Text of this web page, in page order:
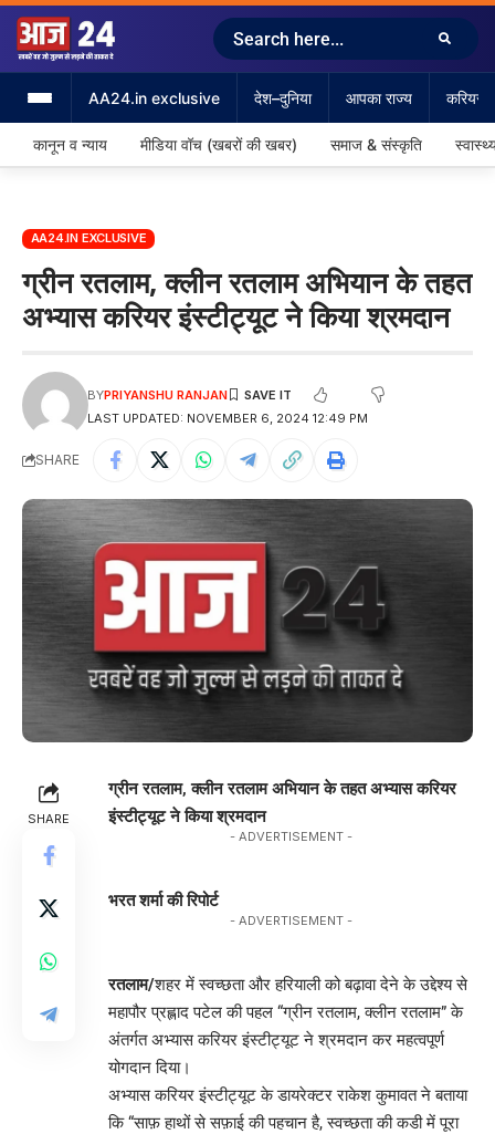
AA24.in exclusive देश–दुनिया आपका राज्य करियर
कानून व न्याय मीडिया वॉच (खबरों की खबर) समाज & संस्कृति
AA24.IN EXCLUSIVE
ग्रीन रतलाम, क्लीन रतलाम अभियान के तहत
अभ्यास करियर इंस्टीट्यूट ने किया श्रमदान
LAST UPDATED: NOVEMBER 6, 2024 12:49 PM
BYPRIYANSHU RANJAN
SHARE
SHARE
ग्रीन रतलाम, क्लीन रतलाम अभियान के तहत अभ्यास करियर
इंस्टीट्यूट ने किया श्रमदान
- ADVERTISEMENT -
भरत शर्मा की रिपोर्ट
- ADVERTISEMENT -
रतलाम/शहर में स्वच्छता और हरियाली को बढ़ावा देने के उद्देश्य से
महापौर प्रह्लाद पटेल की पहल “ग्रीन रतलाम, क्लीन रतलाम” के
अंतर्गत अभ्यास करियर इंस्टीट्यूट ने श्रमदान कर महत्वपूर्ण
योगदान दिया।
अभ्यास करियर इंस्टीट्यूट के डायरेक्टर राकेश कुमावत ने बताया
कि “साफ़ हाथों से सफ़ाई की पहचान है, स्वच्छता की कडी में पूरा